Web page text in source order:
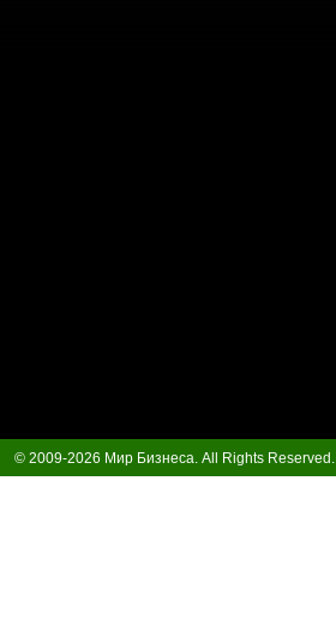
© 2009-2026 Мир Бизнеса. All Rights Reserved.